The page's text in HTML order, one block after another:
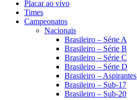
Placar ao vivo
Times
Campeonatos
Nacionais
Brasileiro – Série A
Brasileiro – Série B
Brasileiro – Série C
Brasileiro – Série D
Brasileiro – Aspirantes
Brasileiro – Sub-17
Brasileiro – Sub-20